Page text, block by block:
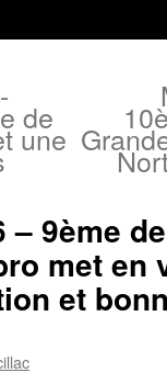
de
une
– 9ème
met en
et